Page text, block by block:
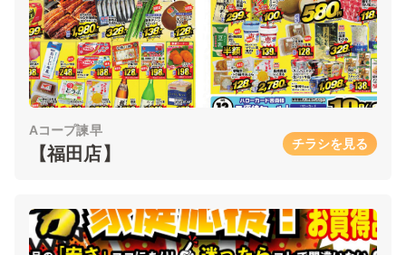
Aコープ諫早
【福田店】 チラシを見る